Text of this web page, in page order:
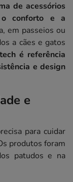
de acessórios
o conforto e a
em passeios ou
a cães e gatos
é referência
e design
e
para cuidar
produtos foram
patudos e na